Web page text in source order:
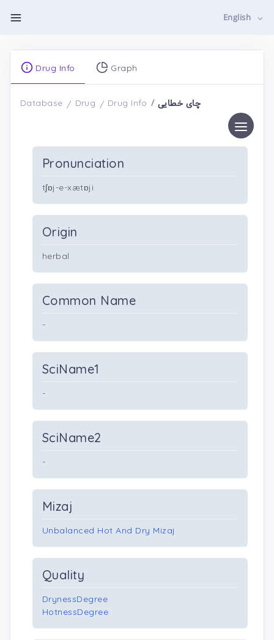
English
Drug Info Graph
Database Drug Drug Info چای خطایی
Pronunciation
tʃɒj-e-xætɒji
Origin
herbal
Common Name
-
SciName1
-
SciName2
-
Mizaj
Unbalanced Hot And Dry Mizaj
Quality
DrynessDegree
HotnessDegree